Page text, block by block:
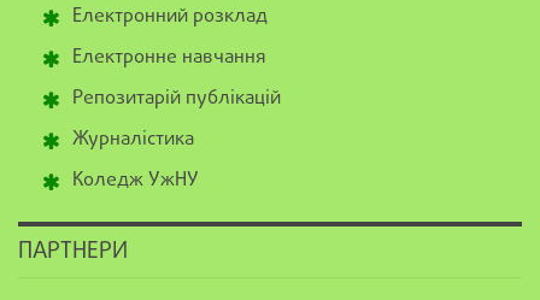
Електронний розклад
Електронне навчання
Репозитарій публікацій
Журналістика
Коледж УжНУ
ПАРТНЕРИ